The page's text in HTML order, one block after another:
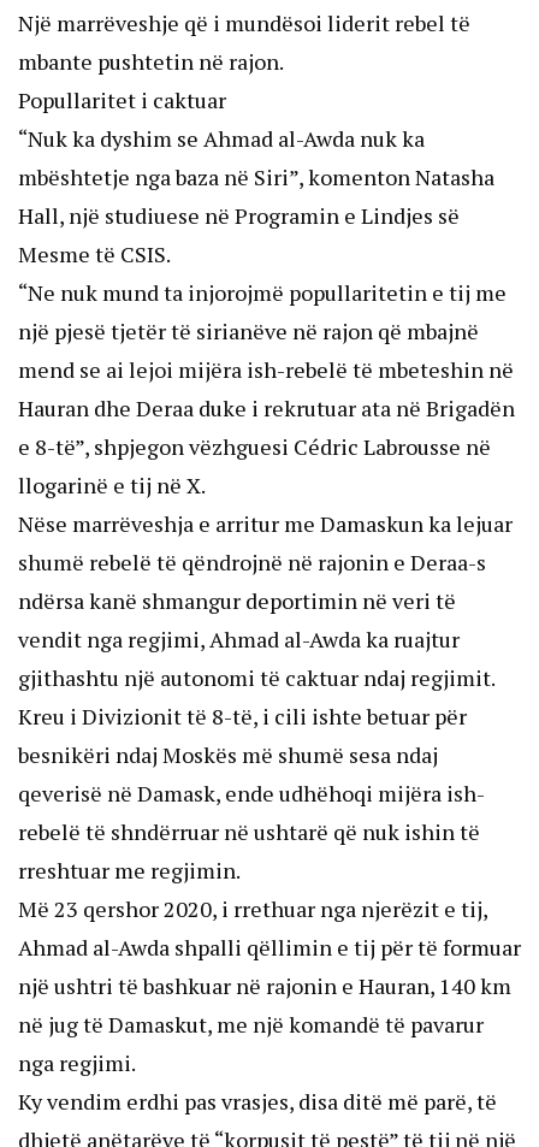
Një marrëveshje që i mundësoi liderit rebel të
mbante pushtetin në rajon.
Popullaritet i caktuar
“Nuk ka dyshim se Ahmad al-Awda nuk ka
mbështetje nga baza në Siri”, komenton Natasha
Hall, një studiuese në Programin e Lindjes së
Mesme të CSIS.
“Ne nuk mund ta injorojmë popullaritetin e tij me
një pjesë tjetër të sirianëve në rajon që mbajnë
mend se ai lejoi mijëra ish-rebelë të mbeteshin në
Hauran dhe Deraa duke i rekrutuar ata në Brigadën
e 8-të”, shpjegon vëzhguesi Cédric Labrousse në
llogarinë e tij në X.
Nëse marrëveshja e arritur me Damaskun ka lejuar
shumë rebelë të qëndrojnë në rajonin e Deraa-s
ndërsa kanë shmangur deportimin në veri të
vendit nga regjimi, Ahmad al-Awda ka ruajtur
gjithashtu një autonomi të caktuar ndaj regjimit.
Kreu i Divizionit të 8-të, i cili ishte betuar për
besnikëri ndaj Moskës më shumë sesa ndaj
qeverisë në Damask, ende udhëhoqi mijëra ish-
rebelë të shndërruar në ushtarë që nuk ishin të
rreshtuar me regjimin.
Më 23 qershor 2020, i rrethuar nga njerëzit e tij,
Ahmad al-Awda shpalli qëllimin e tij për të formuar
një ushtri të bashkuar në rajonin e Hauran, 140 km
në jug të Damaskut, me një komandë të pavarur
nga regjimi.
Ky vendim erdhi pas vrasjes, disa ditë më parë, të
dhjetë anëtarëve të “korpusit të pestë” të tij në një